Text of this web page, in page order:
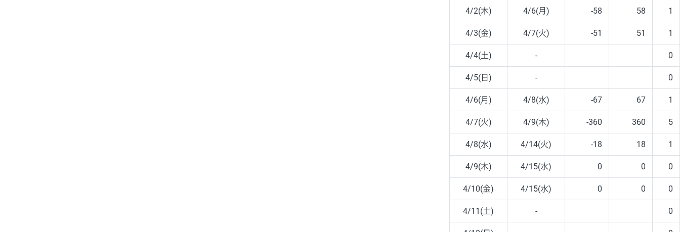
4/2(木) 4/6(月) -58 58 1
4/3(金) 4/7(火) -51 51 1
4/4(土) - 0
4/5(日) - 0
4/6(月) 4/8(水) -67 67 1
4/7(火) 4/9(木) -360 360 5
4/8(水) 4/14(火) -18 18 1
4/9(木) 4/15(水) 0 0 0
4/10(金) 4/15(水) 0 0 0
4/11(土) - 0